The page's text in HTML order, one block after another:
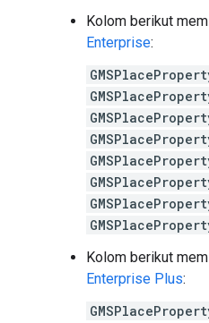
Kolom berikut
Enterprise:
Kolom berikut
Enterprise Plus: